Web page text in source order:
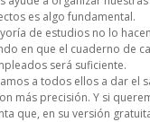
es algo fundamental.
de estudios no lo
en que el cuaderno de
será suficiente.
a todos ellos a dar el
más precisión. Y si
que, en su versión